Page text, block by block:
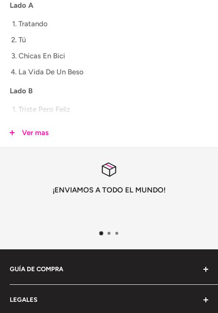
Lado A
Tratando
Tú
Chicas En Bici
La Vida De Un Beso
Lado B
Triste Pero Feliz
Ver mas
¡ENVIAMOS A TODO EL MUNDO!
GUÍA DE COMPRA
Información General
Envío
LEGALES